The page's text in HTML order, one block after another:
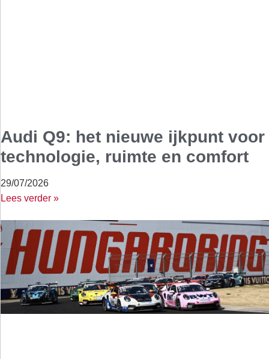
Audi Q9: het nieuwe ijkpunt voor
technologie, ruimte en comfort
29/07/2026
Lees verder »